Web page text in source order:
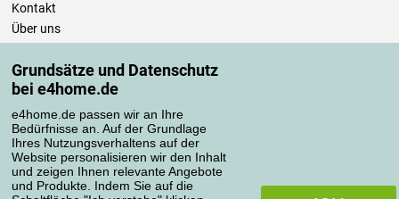
Grundsätze und Datenschutz
bei e4home.de
e4home.de passen wir an Ihre
Bedürfnisse an. Auf der Grundlage
Ihres Nutzungsverhaltens auf der
Website personalisieren wir den Inhalt
und zeigen Ihnen relevante Angebote
und Produkte. Indem Sie auf die
Kontakt
Über uns
Einkaufen
Versand und Lieferung
Zahlungsmethoden
Punktenprogramm
Informationen für den Käufer